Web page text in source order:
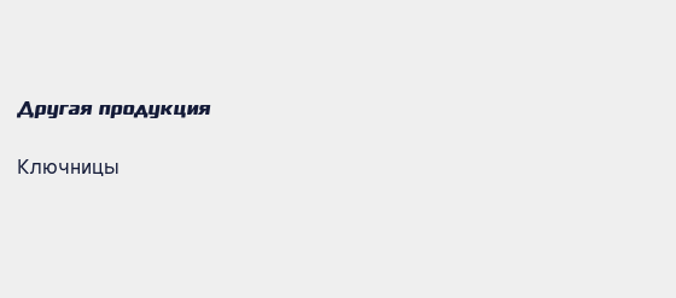
Другая продукция
Ключницы